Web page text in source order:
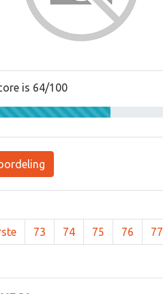
is 64/100
73 74 75 76 77